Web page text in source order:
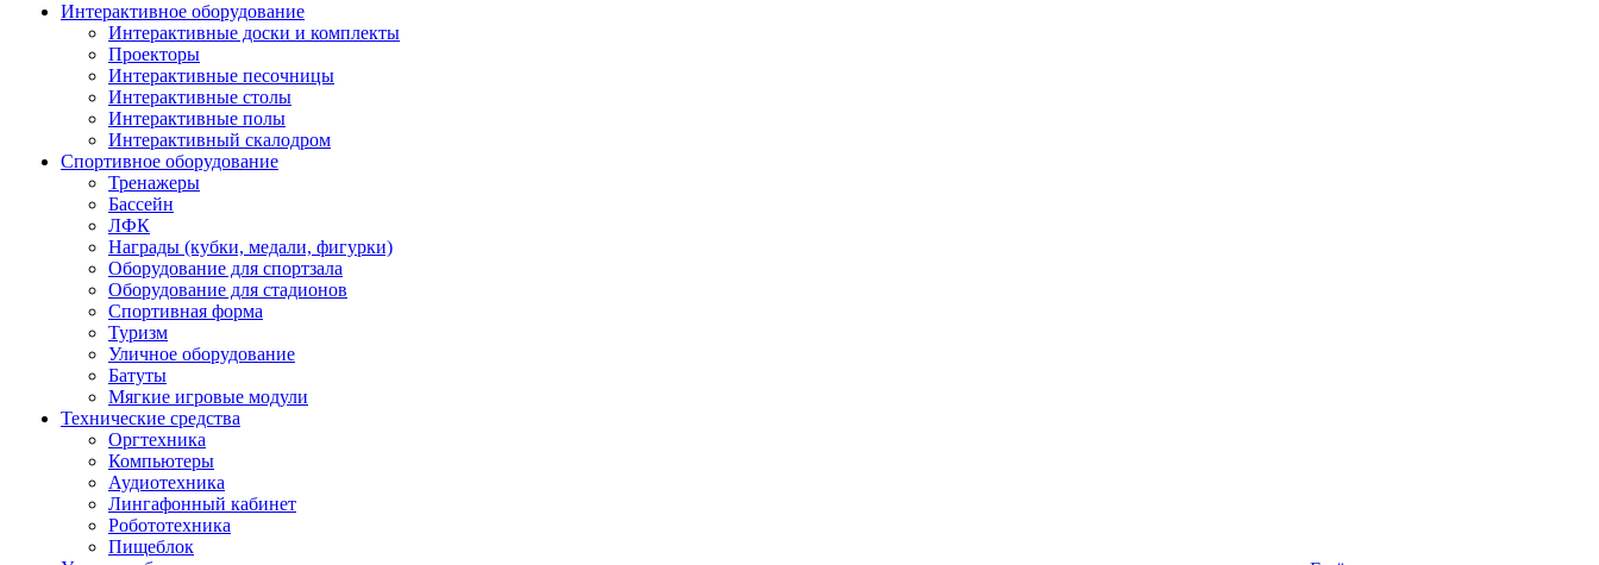
Интерактивное оборудование
Интерактивные доски и комплекты
Проекторы
Интерактивные песочницы
Интерактивные столы
Интерактивные полы
Интерактивный скалодром
Спортивное оборудование
Тренажеры
Бассейн
ЛФК
Награды (кубки, медали, фигурки)
Оборудование для спортзала
Оборудование для стадионов
Спортивная форма
Туризм
Уличное оборудование
Батуты
Мягкие игровые модули
Технические средства
Оргтехника
Компьютеры
Аудиотехника
Лингафонный кабинет
Робототехника
Пищеблок